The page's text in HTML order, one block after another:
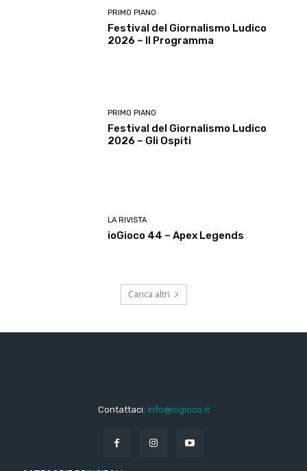
PRIMO PIANO
Festival del Giornalismo Ludico
2026 – Il Programma
PRIMO PIANO
Festival del Giornalismo Ludico
2026 – Gli Ospiti
LA RIVISTA
ioGioco 44 – Apex Legends
Carica altri
Contattaci: info@iogioco.it